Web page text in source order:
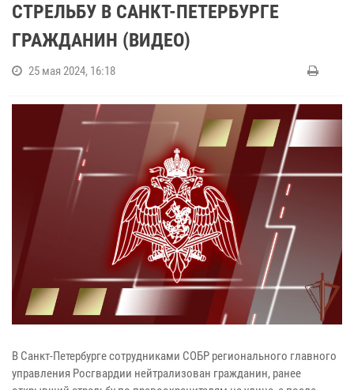
СТРЕЛЬБУ В САНКТ-ПЕТЕРБУРГЕ
ГРАЖДАНИН (ВИДЕО)
25 мая 2024, 16:18
В Санкт-Петербурге сотрудниками СОБР регионального главного
управления Росгвардии нейтрализован гражданин, ранее